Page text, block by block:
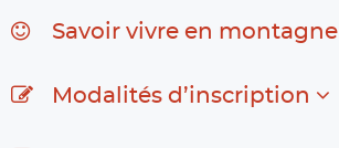
Savoir vivre en montagne
Modalités d’inscription